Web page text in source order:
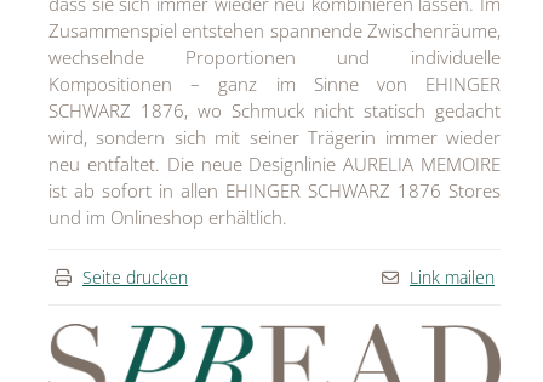
Zusammenspiel entstehen spannende Zwischenräume,
wechselnde Proportionen und individuelle
Kompositionen – ganz im Sinne von EHINGER
SCHWARZ 1876, wo Schmuck nicht statisch gedacht
wird, sondern sich mit seiner Trägerin immer wieder
neu entfaltet. Die neue Designlinie AURELIA MEMOIRE
ist ab sofort in allen EHINGER SCHWARZ 1876 Stores
und im Onlineshop erhältlich.
Seite drucken Link mailen